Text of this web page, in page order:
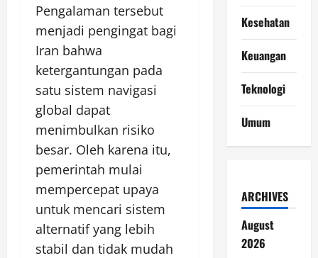
Pengalaman tersebut
menjadi pengingat bagi
Iran bahwa
ketergantungan pada
satu sistem navigasi
global dapat
menimbulkan risiko
besar. Oleh karena itu,
pemerintah mulai
mempercepat upaya
untuk mencari sistem
alternatif yang lebih
stabil dan tidak mudah
Kesehatan
Keuangan
Teknologi
Umum
ARCHIVES
August
2026